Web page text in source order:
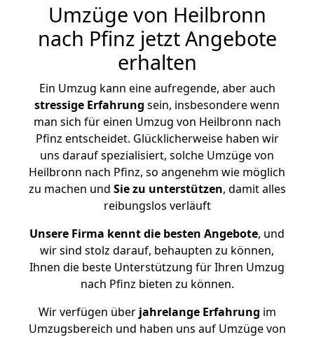
Umzüge von Heilbronn
nach Pfinz jetzt Angebote
erhalten
Ein Umzug kann eine aufregende, aber auch
stressige Erfahrung sein, insbesondere wenn
man sich für einen Umzug von Heilbronn nach
Pfinz entscheidet. Glücklicherweise haben wir
uns darauf spezialisiert, solche Umzüge von
Heilbronn nach Pfinz, so angenehm wie möglich
zu machen und Sie zu unterstützen, damit alles
reibungslos verläuft
Unsere Firma kennt die besten Angebote, und
wir sind stolz darauf, behaupten zu können,
Ihnen die beste Unterstützung für Ihren Umzug
nach Pfinz bieten zu können.
Wir verfügen überjahrelange Erfahrung im
Umzugsbereich und haben uns auf Umzüge von